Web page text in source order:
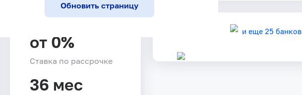
от 0%
Ставка по рассрочке
36 мес
и еще 25 банков
Обновить страницу